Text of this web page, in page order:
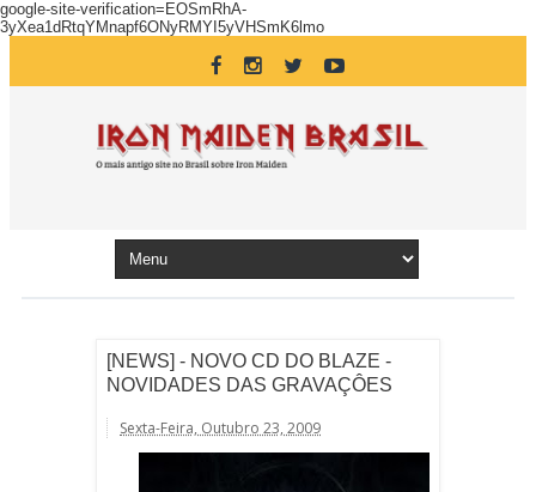
google-site-verification=EOSmRhA-
3yXea1dRtqYMnapf6ONyRMYI5yVHSmK6lmo
[NEWS] - NOVO CD DO BLAZE -
NOVIDADES DAS GRAVAÇÔES
Sexta-Feira, Outubro 23, 2009